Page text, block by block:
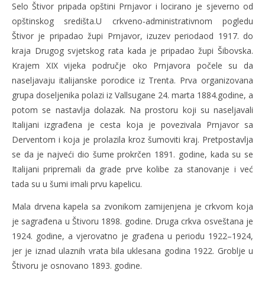
Selo Štivor pripada opštini Prnjavor i locirano je sjeverno od
opštinskog središta.U crkveno-administrativnom pogledu
Štivor je pripadao župi Prnjavor, izuzev periodaod 1917. do
kraja Drugog svjetskog rata kada je pripadao župi Šibovska.
Krajem XIX vijeka područje oko Prnjavora počele su da
naseljavaju italijanske porodice iz Trenta. Prva organizovana
grupa doseljenika polazi iz Vallsugane 24. marta 1884.godine, a
potom se nastavlja dolazak. Na prostoru koji su naseljavali
Italijani izgrađena je cesta koja je povezivala Prnjavor sa
Derventom i koja je prolazila kroz šumoviti kraj. Pretpostavlja
se da je najveći dio šume prokrčen 1891. godine, kada su se
Italijani pripremali da grade prve kolibe za stanovanje i već
tada su u šumi imali prvu kapelicu.
Mala drvena kapela sa zvonikom zamijenjena je crkvom koja
je sagrađena u Štivoru 1898. godine. Druga crkva osveštana je
1924. godine, a vjerovatno je građena u periodu 1922–1924,
jer je iznad ulaznih vrata bila uklesana godina 1922. Groblje u
Štivoru je osnovano 1893. godine.